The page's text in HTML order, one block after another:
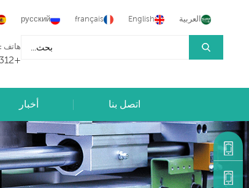
العربية English
français
русский
هاتف :
+86-15905996312
أخبار اتصل بنا
+86-